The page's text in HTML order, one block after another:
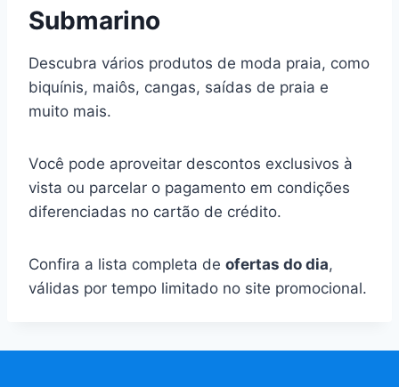
Submarino
Descubra vários produtos de moda praia, como
biquínis, maiôs, cangas, saídas de praia e
muito mais.
Você pode aproveitar descontos exclusivos à
vista ou parcelar o pagamento em condições
diferenciadas no cartão de crédito.
Confira a lista completa de ofertas do dia,
válidas por tempo limitado no site promocional.